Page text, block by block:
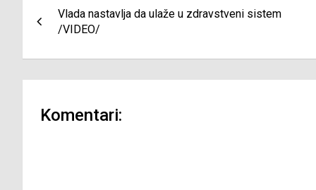
članaka
Vlada nastavlja da ulaže u zdravstveni sistem
/VIDEO/
Komentari: